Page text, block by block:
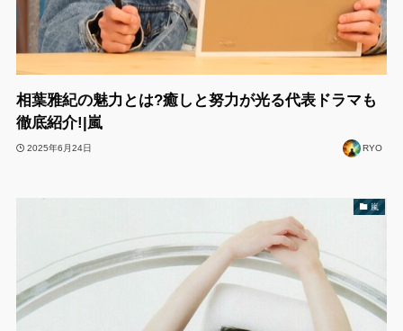
相葉雅紀の魅力とは?癒しと努力が光る代表ドラマも
徹底紹介!|嵐
2025年6月24日 RYO
嵐